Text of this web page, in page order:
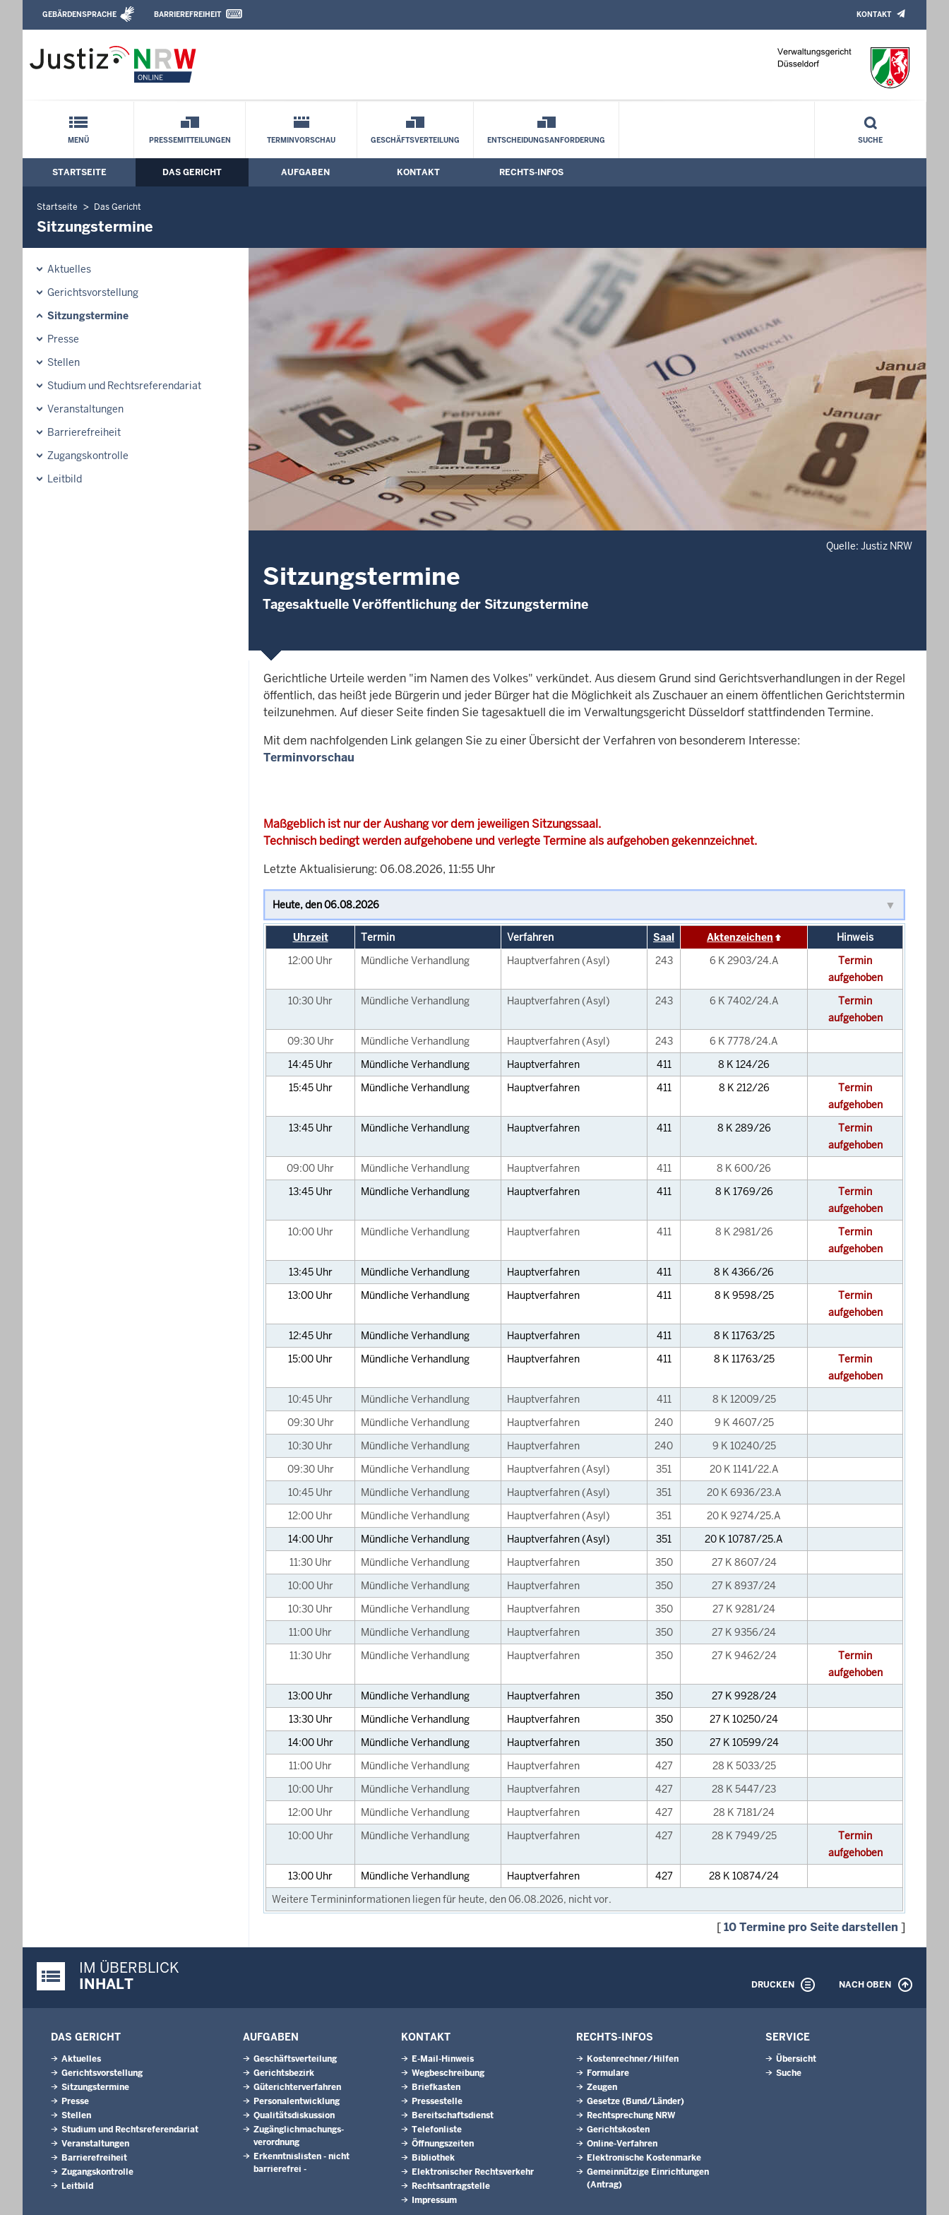
Verwaltungsgericht Düsseldorf: Sitzungstermine
Direkt zum Inhalt
Leichte Sprache, Gebärdensprachenvideo und Kontaktformular
GEBÄRDENSPRACHE BARRIEREFREIHEIT KONTAKT
Schnellnavigation mit Volltext-Suche
MENÜ PRESSEMITTEILUNGEN TERMINVORSCHAU GESCHÄFTSVERTEILUNG ENTSCHEIDUNGSANFORDERUNG SUCHE
Hauptmenü: Hauptnavigation
STARTSEITE DAS GERICHT AUFGABEN KONTAKT RECHTS-INFOS
Startseite Das Gericht
Sitzungstermine
Aktuelles
Gerichtsvorstellung
Sitzungstermine
Presse
Stellen
Studium und Rechtsreferendariat
Veranstaltungen
Barrierefreiheit
Zugangskontrolle
Leitbild
Quelle: Justiz NRW
Sitzungstermine
Tagesaktuelle Veröffentlichung der Sitzungstermine
Gerichtliche Urteile werden "im Namen des Volkes" verkündet. Aus diesem Grund sind Gerichtsverhandlungen in der Regel
öffentlich, das heißt jede Bürgerin und jeder Bürger hat die Möglichkeit als Zuschauer an einem öffentlichen Gerichtstermin
teilzunehmen. Auf dieser Seite finden Sie tagesaktuell die im Verwaltungsgericht Düsseldorf stattfindenden Termine.
Mit dem nachfolgenden Link gelangen Sie zu einer Übersicht der Verfahren von besonderem Interesse:
Terminvorschau
Maßgeblich ist nur der Aushang vor dem jeweiligen Sitzungssaal.
Technisch bedingt werden aufgehobene und verlegte Termine als aufgehoben gekennzeichnet.
Letzte Aktualisierung: 06.08.2026, 11:55 Uhr
Uhrzeit Termin Verfahren Saal Aktenzeichen
Hinweis
12:00 Uhr Mündliche Verhandlung Hauptverfahren (Asyl) 243 6 K 2903/24.A
Termin
aufgehoben
10:30 Uhr Mündliche Verhandlung Hauptverfahren (Asyl) 243 6 K 7402/24.A
Termin
aufgehoben
09:30 Uhr Mündliche Verhandlung Hauptverfahren (Asyl) 243
6 K 7778/24.A
14:45 Uhr Mündliche Verhandlung Hauptverfahren 411
8 K 124/26
15:45 Uhr Mündliche Verhandlung Hauptverfahren 411 8 K 212/26
Termin
aufgehoben
13:45 Uhr Mündliche Verhandlung Hauptverfahren 411 8 K 289/26
Termin
aufgehoben
09:00 Uhr Mündliche Verhandlung Hauptverfahren 411
8 K 600/26
13:45 Uhr Mündliche Verhandlung Hauptverfahren 411 8 K 1769/26
Termin
aufgehoben
10:00 Uhr Mündliche Verhandlung Hauptverfahren 411 8 K 2981/26
Termin
aufgehoben
13:45 Uhr Mündliche Verhandlung Hauptverfahren 411
8 K 4366/26
13:00 Uhr Mündliche Verhandlung Hauptverfahren 411 8 K 9598/25
Termin
aufgehoben
12:45 Uhr Mündliche Verhandlung Hauptverfahren 411
8 K 11763/25
15:00 Uhr Mündliche Verhandlung Hauptverfahren 411 8 K 11763/25
Termin
aufgehoben
10:45 Uhr Mündliche Verhandlung Hauptverfahren 411
8 K 12009/25
09:30 Uhr Mündliche Verhandlung Hauptverfahren 240
9 K 4607/25
10:30 Uhr Mündliche Verhandlung Hauptverfahren 240
9 K 10240/25
09:30 Uhr Mündliche Verhandlung Hauptverfahren (Asyl) 351
20 K 1141/22.A
10:45 Uhr Mündliche Verhandlung Hauptverfahren (Asyl) 351
20 K 6936/23.A
12:00 Uhr Mündliche Verhandlung Hauptverfahren (Asyl) 351
20 K 9274/25.A
14:00 Uhr Mündliche Verhandlung Hauptverfahren (Asyl) 351
20 K 10787/25.A
11:30 Uhr Mündliche Verhandlung Hauptverfahren 350
27 K 8607/24
10:00 Uhr Mündliche Verhandlung Hauptverfahren 350
27 K 8937/24
10:30 Uhr Mündliche Verhandlung Hauptverfahren 350
27 K 9281/24
11:00 Uhr Mündliche Verhandlung Hauptverfahren 350
27 K 9356/24
11:30 Uhr Mündliche Verhandlung Hauptverfahren 350 27 K 9462/24
Termin
aufgehoben
13:00 Uhr Mündliche Verhandlung Hauptverfahren 350
27 K 9928/24
13:30 Uhr Mündliche Verhandlung Hauptverfahren 350
27 K 10250/24
14:00 Uhr Mündliche Verhandlung Hauptverfahren 350
27 K 10599/24
11:00 Uhr Mündliche Verhandlung Hauptverfahren 427
28 K 5033/25
10:00 Uhr Mündliche Verhandlung Hauptverfahren 427
28 K 5447/23
12:00 Uhr Mündliche Verhandlung Hauptverfahren 427
28 K 7181/24
10:00 Uhr Mündliche Verhandlung Hauptverfahren 427 28 K 7949/25
Termin
aufgehoben
13:00 Uhr Mündliche Verhandlung Hauptverfahren 427
28 K 10874/24
Weitere Termininformationen liegen für heute, den 06.08.2026, nicht vor.
[10 Termine pro Seite darstellen ]
Justiz-Portal im Überblick:
IM ÜBERBLICK
INHALT
DRUCKEN NACH OBEN
DAS GERICHT
Aktuelles
Gerichtsvorstellung
Sitzungstermine
Presse
Stellen
Studium und Rechtsreferendariat
Veranstaltungen
Barrierefreiheit
Zugangskontrolle
Leitbild
AUFGABEN
Geschäftsverteilung
Gerichtsbezirk
Güterichterverfahren
Personalentwicklung
Qualitätsdiskussion
Zugänglichmachungs­
verordnung
Erkenntnislisten - nicht
barrierefrei -
KONTAKT
E-Mail-Hinweis
Wegbeschreibung
Briefkasten
Pressestelle
Bereitschaftsdienst
Telefonliste
Öffnungszeiten
Bibliothek
Elektronischer Rechtsverkehr
Rechtsantragstelle
Impressum
RECHTS-INFOS
Kostenrechner/Hilfen
Formulare
Zeugen
Gesetze (Bund/Länder)
Rechtsprechung NRW
Gerichtskosten
Online-Verfahren
Elektronische Kostenmarke
Gemeinnützige Einrichtungen
(Antrag)
SERVICE
Übersicht
Suche